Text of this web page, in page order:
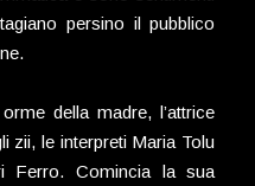
persino il pubblico
della madre, l’attrice
zii, le interpreti Maria Tolu
Ferro. Comincia la sua